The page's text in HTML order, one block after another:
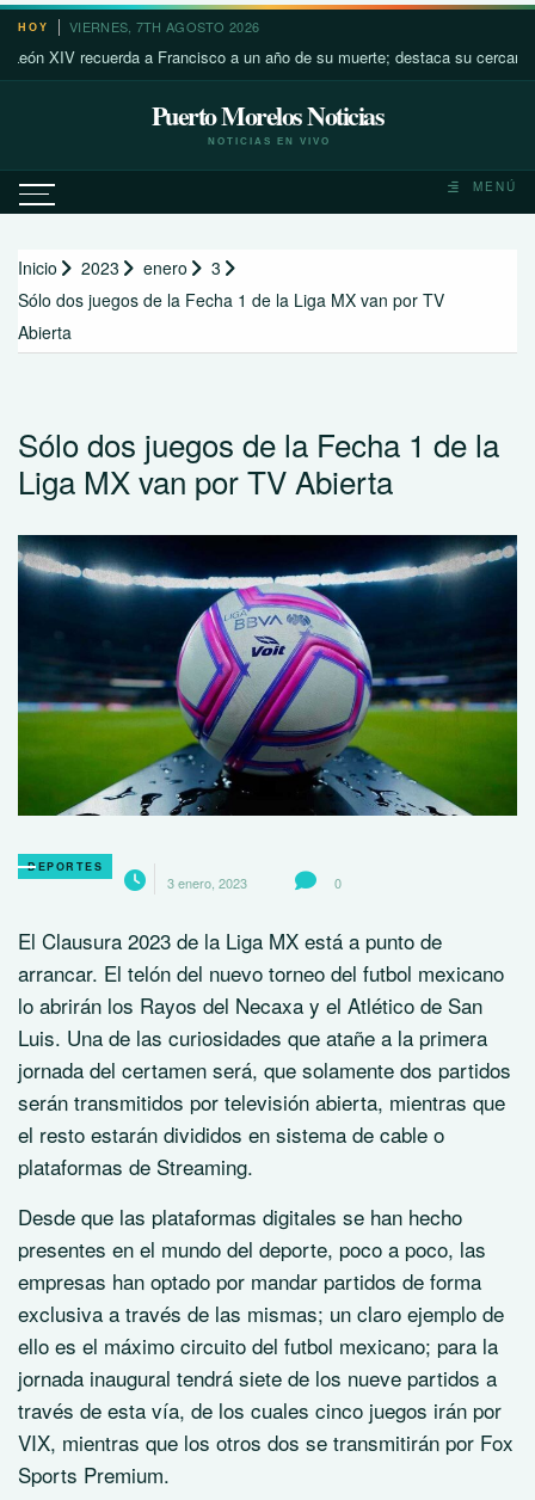
Saltar
contenido
HOY VIERNES, 7TH AGOSTO 2026
XIV recuerda a Francisco a un año de su muerte; destaca su cercanía con
Puerto Morelos Noticias
NOTICIAS EN VIVO
MENÚ
Inicio 2023 enero
3
Sólo dos juegos de la Fecha 1 de la Liga MX van por TV
Abierta
Sólo dos juegos de la Fecha 1 de la
Liga MX van por TV Abierta
DEPORTES
3 enero, 2023 0
El Clausura 2023 de la Liga MX está a punto de
arrancar. El telón del nuevo torneo del futbol mexicano
lo abrirán los Rayos del Necaxa y el Atlético de San
Luis. Una de las curiosidades que atañe a la primera
jornada del certamen será, que solamente dos partidos
serán transmitidos por televisión abierta, mientras que
el resto estarán divididos en sistema de cable o
plataformas de Streaming.
Desde que las plataformas digitales se han hecho
presentes en el mundo del deporte, poco a poco, las
empresas han optado por mandar partidos de forma
exclusiva a través de las mismas; un claro ejemplo de
ello es el máximo circuito del futbol mexicano; para la
jornada inaugural tendrá siete de los nueve partidos a
través de esta vía, de los cuales cinco juegos irán por
VIX, mientras que los otros dos se transmitirán por Fox
Sports Premium.